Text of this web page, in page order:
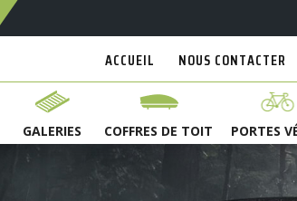
ACCUEIL NOUS CONTACTER
GALERIES COFFRES DE TOIT PORTES